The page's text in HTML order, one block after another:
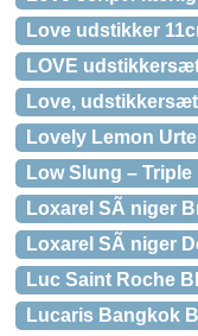
Love udstikker
LOVE
Love, udstikkersæt
Lovely Lemon
Low Slung – Triple
Loxarel SÃ niger
Loxarel SÃ niger
Luc Saint Roche
Lucaris Bangkok